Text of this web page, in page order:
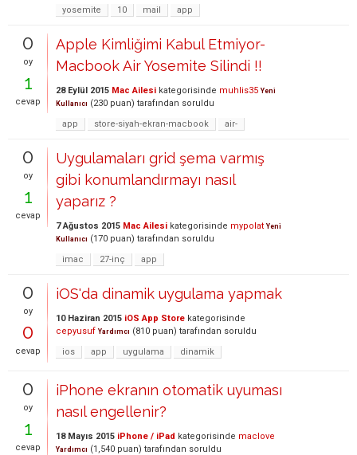
yosemite 10 mail app
0
oy
1
cevap
Apple Kimliğimi Kabul Etmiyor-
Macbook Air Yosemite Silindi !!
28 Eylül 2015 Mac Ailesi kategorisinde muhlis35 Yeni
Kullanıcı (230 puan) tarafından soruldu
app
store-siyah-ekran-macbook air-
0
oy
1
cevap
Uygulamaları grid şema varmış
gibi konumlandırmayı nasıl
yaparız ?
7 Ağustos 2015 Mac Ailesi kategorisinde mypolat Yeni
Kullanıcı (170 puan) tarafından soruldu
imac
27-inç app
0
oy
0
cevap
iOS'da dinamik uygulama yapmak
10 Haziran 2015 iOS App Store kategorisinde
cepyusuf Yardımcı (810 puan) tarafından soruldu
ios
app uygulama dinamik
0
oy
1
cevap
iPhone ekranın otomatik uyuması
nasıl engellenir?
18 Mayıs 2015 iPhone / iPad kategorisinde maclove
Yardımcı (1,540 puan) tarafından soruldu